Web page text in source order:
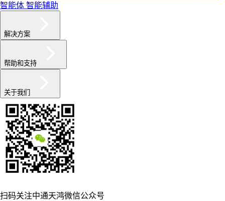
智能体 智能辅助
解决方案
帮助和支持
关于我们
扫码关注中通天鸿微信公众号